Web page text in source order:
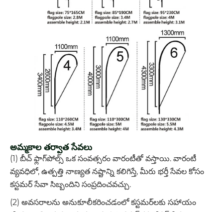
అమ్మకాల తర్వాత సేవలు
(1) బీచ్ ఫ్లాగ్‌పోల్స్ ఒక సంవత్సరం వారంటీతో వస్తాయి. వారంటీ
వ్యవధిలో, ఉత్పత్తి నాణ్యత నష్టాన్ని కలిగిస్తే, మీరు భర్తీ సేవల కోసం
కస్టమర్ సేవా సిబ్బందిని సంప్రదించవచ్చు.
(2) అవసరాలను అనుకూలీకరించడంలో కస్టమర్‌లకు సహాయం